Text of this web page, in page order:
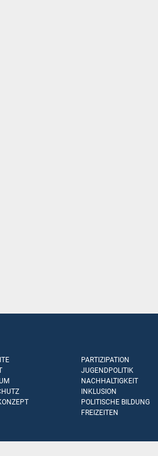
PARTIZIPATION
JUGENDPOLITIK
NACHHALTIGKEIT
INKLUSION
POLITISCHE BILDUNG
FREIZEITEN